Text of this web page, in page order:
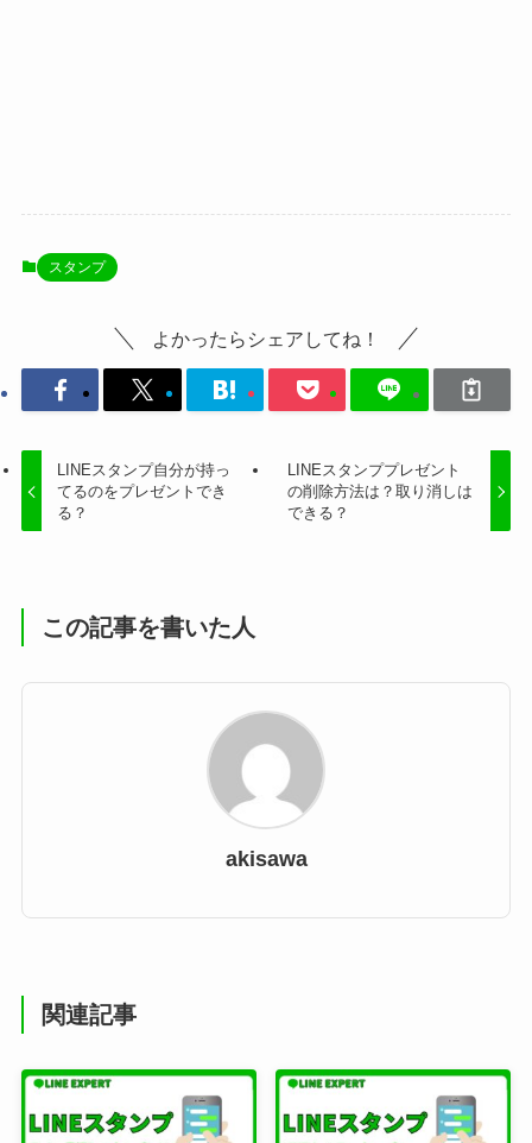
スタンプ
よかったらシェアしてね！
LINEスタンプ自分が持っ
てるのをプレゼントでき
る？
LINEスタンププレゼント
の削除方法は？取り消しは
できる？
この記事を書いた人
akisawa
関連記事